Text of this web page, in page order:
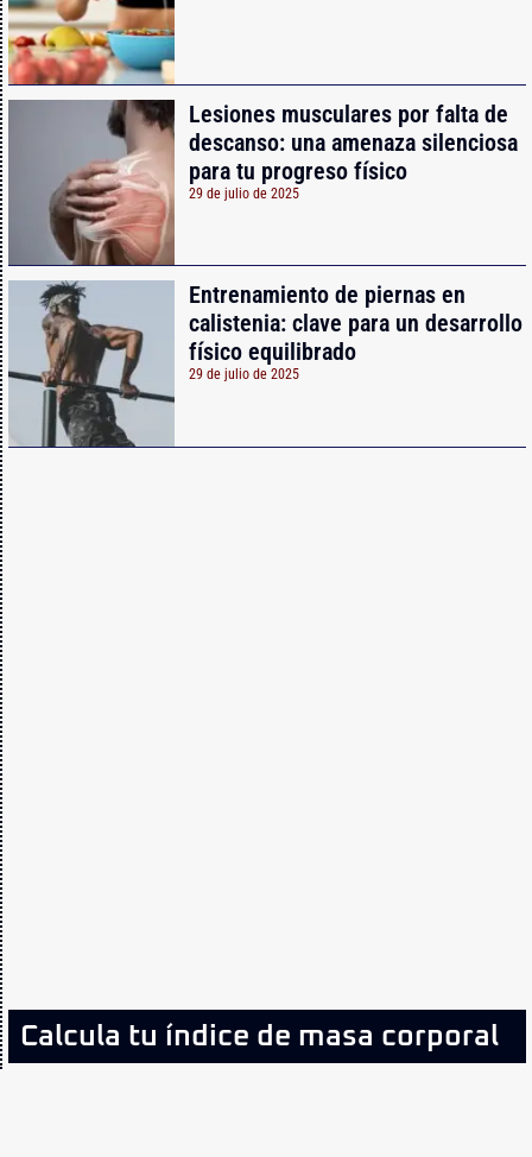
Lesiones musculares por falta de
descanso: una amenaza silenciosa
para tu progreso físico
29 de julio de 2025
Entrenamiento de piernas en
calistenia: clave para un desarrollo
físico equilibrado
29 de julio de 2025
Calcula tu índice de masa corporal